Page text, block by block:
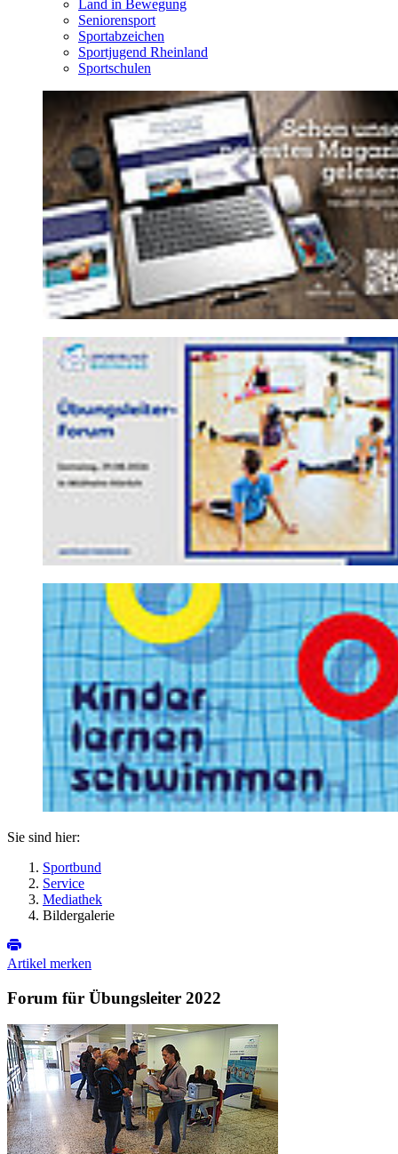
Land in Bewegung
Seniorensport
Sportabzeichen
Sportjugend Rheinland
Sportschulen
Sie sind hier:
Sportbund
Service
Mediathek
Bildergalerie
Artikel merken
Forum für Übungsleiter 2022